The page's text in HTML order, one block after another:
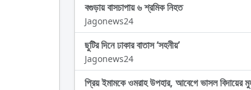
বগুড়ায় বাসচাপায় ৬ শ্রমিক নিহত
Jagonews24
ছুটির দিনে ঢাকার বাতাস ‘সহনীয়’
Jagonews24
প্রিয় ইমামকে ওমরাহ উপহার, আবেগে ভাসল বিদায়ের